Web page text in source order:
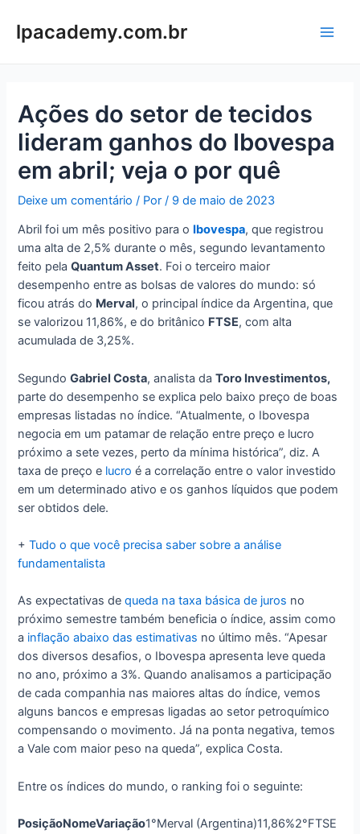
paralpacademy.com.br
Ações do setor de tecidos
lideram ganhos do Ibovespa
em abril; veja o por quê
Deixe um comentário / Por/ 9 de maio de 2023
Abril foi um mês positivo para o Ibovespa, que registrou
uma alta de 2,5% durante o mês, segundo levantamento
feito pelaQuantum Asset. Foi o terceiro maior
desempenho entre as bolsas de valores do mundo: só
ficou atrás do Merval, o principal índice da Argentina, que
se valorizou 11,86%, e do britânico FTSE, com alta
acumulada de 3,25%.
SegundoGabriel Costa, analista daToro Investimentos,
parte do desempenho se explica pelo baixo preço de boas
empresas listadas no índice. “Atualmente, o Ibovespa
negocia em um patamar de relação entre preço e lucro
próximo a sete vezes, perto da mínima histórica”, diz. A
taxa de preço e lucro é a correlação entre o valor investido
em um determinado ativo e os ganhos líquidos que podem
ser obtidos dele.
+Tudo o que você precisa saber sobre a análise
fundamentalista
As expectativas dequeda na taxa básica de juros no
próximo semestre também beneficia o índice, assim como
a inflação abaixo das estimativas no último mês. “Apesar
dos diversos desafios, o Ibovespa apresenta leve queda
no ano, próximo a 3%. Quando analisamos a participação
de cada companhia nas maiores altas do índice, vemos
alguns bancos e empresas ligadas ao setor petroquímico
compensando o movimento. Já na ponta negativa, temos
a Vale com maior peso na queda”, explica Costa.
Entre os índices do mundo, o ranking foi o seguinte:
PosiçãoNomeVariação1°Merval (Argentina)11,86%2°FTSE